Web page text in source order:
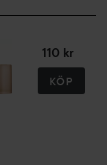
110 kr
KÖP